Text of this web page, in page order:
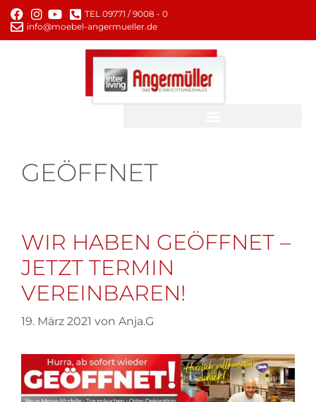
TEL 09771 / 9008 - 0
info@moebel-angermueller.de
GEÖFFNET
WIR HABEN GEÖFFNET –
JETZT TERMIN
VEREINBAREN!
19. März 2021 von Anja.G